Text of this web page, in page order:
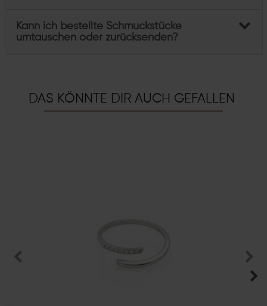
Kann ich bestellte Schmuckstücke
umtauschen oder zurücksenden?
DAS KÖNNTE DIR AUCH GEFALLEN